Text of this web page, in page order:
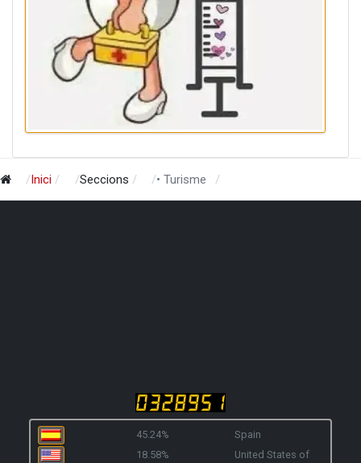
Inici Seccions • Turisme
45.24%
Spain
18.58%
United States of